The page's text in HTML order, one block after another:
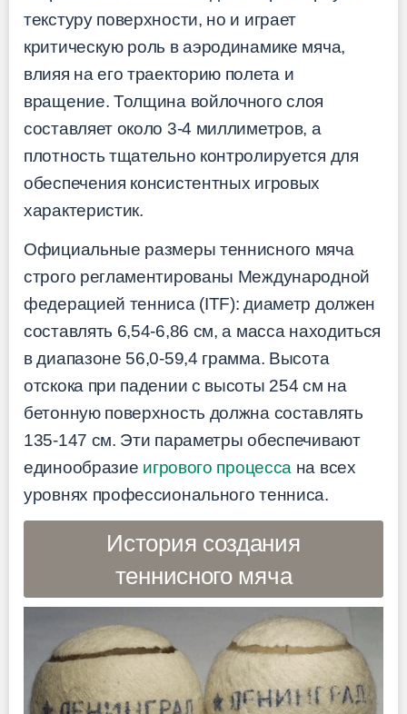
текстуру поверхности, но и играет
критическую роль в аэродинамике мяча,
влияя на его траекторию полета и
вращение. Толщина войлочного слоя
составляет около 3-4 миллиметров, а
плотность тщательно контролируется для
обеспечения консистентных игровых
характеристик.
Официальные размеры теннисного мяча
строго регламентированы Международной
федерацией тенниса (ITF): диаметр должен
составлять 6,54-6,86 см, а масса находиться
в диапазоне 56,0-59,4 грамма. Высота
отскока при падении с высоты 254 см на
бетонную поверхность должна составлять
135-147 см. Эти параметры обеспечивают
единообразие игрового процесса на всех
уровнях профессионального тенниса.
История создания
теннисного мяча